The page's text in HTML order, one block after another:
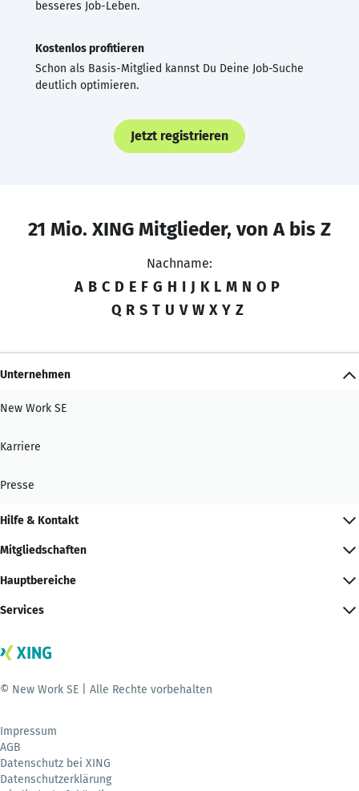
besseres Job-Leben.
Kostenlos profitieren
Schon als Basis-Mitglied kannst Du Deine Job-Suche
deutlich optimieren.
Jetzt registrieren
21 Mio. XING Mitglieder, von A bis Z
Nachname:
A B C D E F G H I J K L M N O P
Q R S T U V W X Y Z
Unternehmen
New Work SE
Karriere
Presse
Hilfe & Kontakt
Mitgliedschaften
Hauptbereiche
Services
© New Work SE | Alle Rechte vorbehalten
Impressum
AGB
Datenschutz bei XING
Datenschutzerklärung